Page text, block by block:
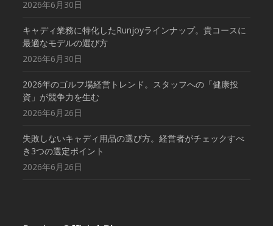
2026年6月30日
キャディ業務に特化したRunjoyラインナップ。貴コースに
最適なモデルの選び方
2026年6月30日
2026年のゴルフ場経営トレンド。スタッフへの「健康投
資」が競争力を生む
2026年6月26日
失敗しないキャディ用品の選び方。経営者がチェックすべ
き3つの選定ポイント
2026年6月26日